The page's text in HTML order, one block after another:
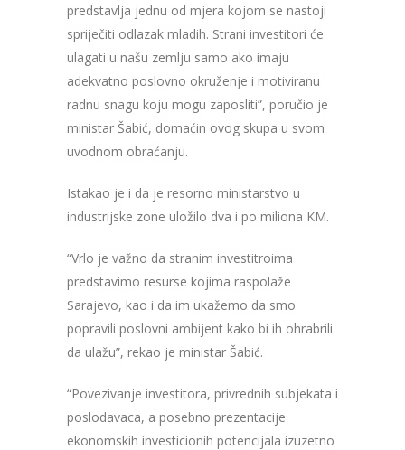
predstavlja jednu od mjera kojom se nastoji
spriječiti odlazak mladih. Strani investitori će
ulagati u našu zemlju samo ako imaju
adekvatno poslovno okruženje i motiviranu
radnu snagu koju mogu zaposliti”, poručio je
ministar Šabić, domaćin ovog skupa u svom
uvodnom obraćanju.
Istakao je i da je resorno ministarstvo u
industrijske zone uložilo dva i po miliona KM.
“Vrlo je važno da stranim investitroima
predstavimo resurse kojima raspolaže
Sarajevo, kao i da im ukažemo da smo
popravili poslovni ambijent kako bi ih ohrabrili
da ulažu”, rekao je ministar Šabić.
“Povezivanje investitora, privrednih subjekata i
poslodavaca, a posebno prezentacije
ekonomskih investicionih potencijala izuzetno